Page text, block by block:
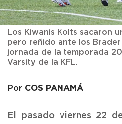
Los Kiwanis Kolts sacaron
pero reñido ante los Brader
jornada de la temporada
Varsity de la KFL.
Por COS PANAMÁ
El pasado viernes 22